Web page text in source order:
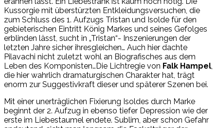
Kussorgie mit überstürzten Entkleidungsversuchen, die
zum Schluss des 1. Aufzugs Tristan und Isolde für den
gebieterischen Eintritt König Markes und seines Gefolges
erblinden lässt, sucht in „Tristan“- Inszenierungen der
letzten Jahre sicher ihresgleichen… Auch hier dachte
Pilavachi nicht zuletzt wohl an Biografisches aus dem
Leben des Komponisten…Die Lichtregie von Falk Hampel
die hier wahrlich dramaturgischen Charakter hat, trägt
enorm zur Suggestivkraft dieser und späterer Szenen bei.
Mit einer unerträglichen Fixierung Isoldes durch Marke
beginnt der 2. Aufzug in ebenso tiefer Depression wie der
erste im Liebestaumel endete. Sublim, aber schon Gefahr